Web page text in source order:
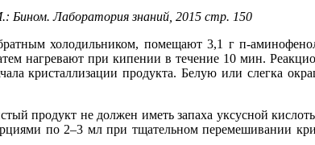
Бином. Лаборатория знаний, 2015 стр. 150
холодильником, помещают 3,1 г п-
нагревают при кипении в течение 10 мин.
кристаллизации продукта. Белую или слегка
продукт не должен иметь запаха уксусной
по 2–3 мл при тщательном перемешивании